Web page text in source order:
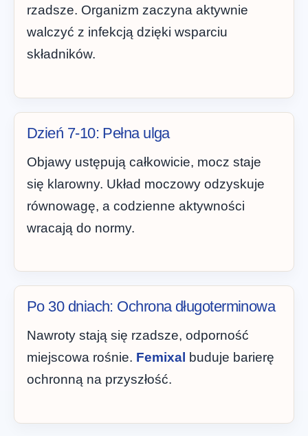
rzadsze. Organizm zaczyna aktywnie
walczyć z infekcją dzięki wsparciu
składników.
Dzień 7-10: Pełna ulga
Objawy ustępują całkowicie, mocz staje
się klarowny. Układ moczowy odzyskuje
równowagę, a codzienne aktywności
wracają do normy.
Po 30 dniach: Ochrona długoterminowa
Nawroty stają się rzadsze, odporność
miejscowa rośnie. Femixal buduje barierę
ochronną na przyszłość.